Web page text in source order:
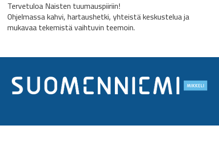
Tervetuloa Naisten tuumauspiiriin!
Ohjelmassa kahvi, hartaushetki, yhteistä keskustelua ja
mukavaa tekemistä vaihtuvin teemoin.